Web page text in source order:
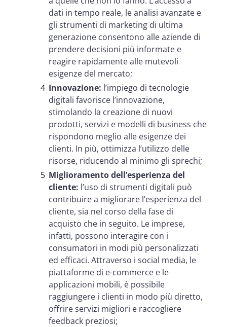
dati in tempo reale, le analisi avanzate e
gli strumenti di marketing di ultima
generazione consentono alle aziende di
prendere decisioni più informate e
reagire rapidamente alle mutevoli
esigenze del mercato;
Innovazione: l’impiego di tecnologie
digitali favorisce l’innovazione,
stimolando la creazione di nuovi
prodotti, servizi e modelli di business che
rispondono meglio alle esigenze dei
clienti. In più, ottimizza l’utilizzo delle
risorse, riducendo al minimo gli sprechi;
Miglioramento dell’esperienza del
cliente: l’uso di strumenti digitali può
contribuire a migliorare l’esperienza del
cliente, sia nel corso della fase di
acquisto che in seguito. Le imprese,
infatti, possono interagire con i
consumatori in modi più personalizzati
ed efficaci. Attraverso i social media, le
piattaforme di e-commerce e le
applicazioni mobili, è possibile
raggiungere i clienti in modo più diretto,
offrire servizi migliori e raccogliere
feedback preziosi;